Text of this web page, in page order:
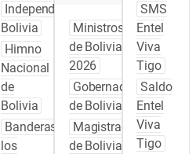
Independencia
Bolivia
Himno
Nacional
de
Bolivia
Banderas de
los
Ministros
de Bolivia
2026
Gobernadores
de Bolivia
Magistrados
de Bolivia
SMS
Entel
Viva
Tigo
Saldo
Entel
Viva
Tigo